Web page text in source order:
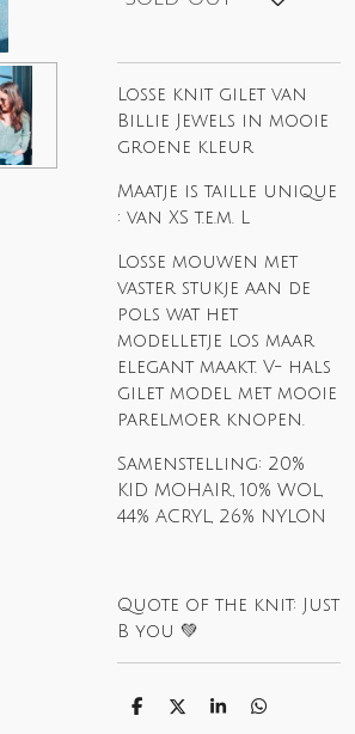
Losse knit gilet van
Billie Jewels in mooie
groene kleur
Maatje is taille unique
: van XS t.e.m. L
Losse mouwen met
vaster stukje aan de
pols wat het
modelletje los maar
elegant maakt. V- hals
gilet model met mooie
parelmoer knopen.
Samenstelling: 20%
KID MOHAIR, 10% WOL,
44% ACRYL, 26% NYLON
Quote of the knit: Just
B you 💚
S
S
S
S